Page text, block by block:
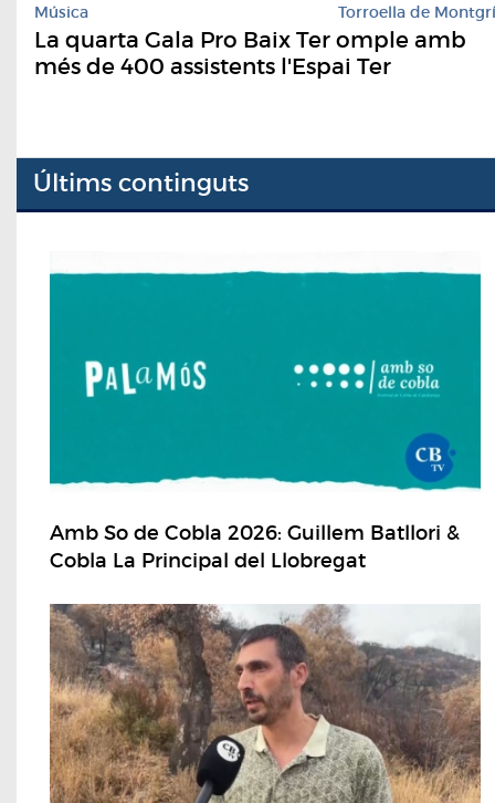
Música Torroella de Montgrí
La quarta Gala Pro Baix Ter omple amb
més de 400 assistents l'Espai Ter
Últims continguts
Amb So de Cobla 2026: Guillem Batllori &
Cobla La Principal del Llobregat